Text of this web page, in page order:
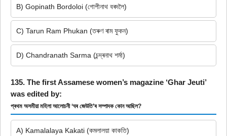
B) Gopinath Bordoloi (গোপীনাথ বৰদলৈ)
C) Tarun Ram Phukan (তৰুণ ৰাম ফুকন)
D) Chandranath Sarma (চন্দ্ৰনাথ শৰ্মা)
135. The first Assamese women’s magazine ‘Ghar Jeuti’
was edited by:
প্ৰথম অসমীয়া মহিলা আলোচনী ‘ঘৰ জেউতি’ৰ সম্পাদক কোন আছিল?
A) Kamalalaya Kakati (কমলালয়া কাকতি)